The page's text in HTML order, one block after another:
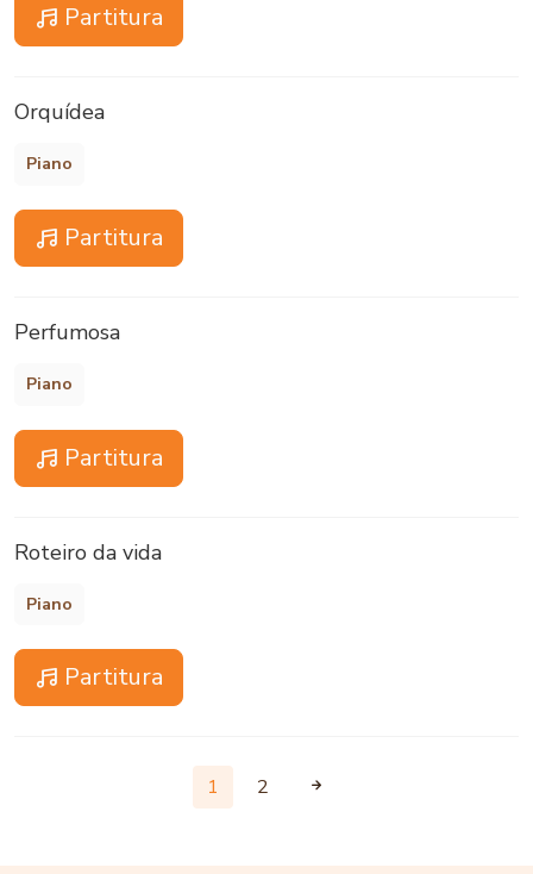
Partitura
Orquídea
Piano
Partitura
Perfumosa
Piano
Partitura
Roteiro da vida
Piano
Partitura
1 2